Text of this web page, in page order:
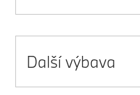
Další výbava